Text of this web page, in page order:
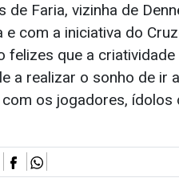
de Faria, vizinha de
com a iniciativa do
felizes que a
a realizar o sonho de ir
os jogadores, ídolos